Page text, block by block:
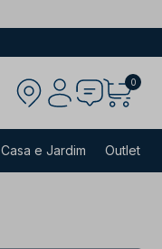
0
Casa e Jardim Outlet